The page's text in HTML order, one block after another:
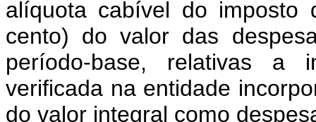
alíquota cabível do imposto
cento) do valor das
período-base, relativas a
verificada na entidade
do valor integral como